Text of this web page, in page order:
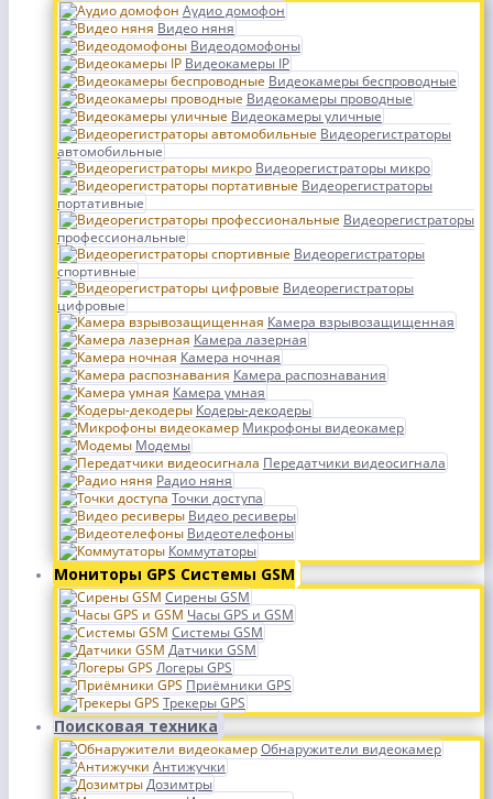
Аудио домофон
Видео няня
Видеодомофоны
Видеокамеры IP
Видеокамеры беспроводные
Видеокамеры проводные
Видеокамеры уличные
Видеорегистраторы
автомобильные
Видеорегистраторы микро
Видеорегистраторы
портативные
Видеорегистраторы
профессиональные
Видеорегистраторы
спортивные
Видеорегистраторы
цифровые
Камера взрывозащищенная
Камера лазерная
Камера ночная
Камера распознавания
Камера умная
Кодеры-декодеры
Микрофоны видеокамер
Модемы
Передатчики видеосигнала
Радио няня
Точки доступа
Видео ресиверы
Видеотелефоны
Коммутаторы
Мониторы GPS Системы GSM
Сирены GSM
Часы GPS и GSM
Системы GSM
Датчики GSM
Логеры GPS
Приёмники GPS
Трекеры GPS
Поисковая техника
Обнаружители видеокамер
Антижучки
Дозимтры